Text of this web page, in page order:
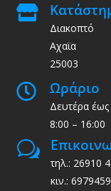

Διακοπτό
Αχαϊα
25003
 Ωράριο
Δευτέρα
8:00 – 16:00
w
τηλ.: 26910
κιν.: